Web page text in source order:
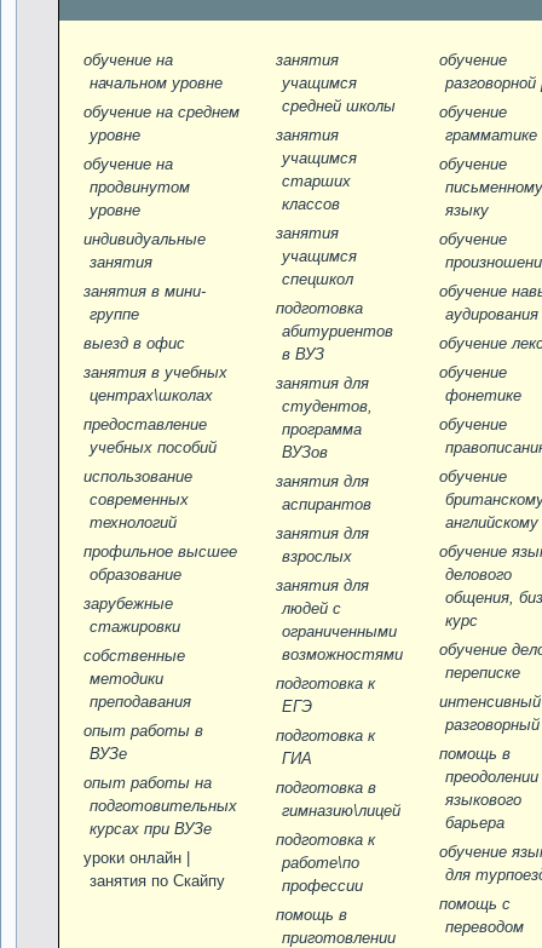
обучение на
начальном уровне
обучение на среднем
уровне
обучение на
продвинутом
уровне
индивидуальные
занятия
занятия в мини-
группе
выезд в офис
занятия в учебных
центрах\школах
предоставление
учебных пособий
использование
современных
технологий
профильное высшее
образование
зарубежные
стажировки
собственные
методики
преподавания
опыт работы в
ВУЗе
опыт работы на
подготовительных
курсах при ВУЗе
уроки онлайн |
занятия по Скайпу
занятия
учащимся
средней школы
занятия
учащимся
старших
классов
занятия
учащимся
спецшкол
подготовка
абитуриентов
в ВУЗ
занятия для
студентов,
программа
ВУЗов
занятия для
аспирантов
занятия для
взрослых
занятия для
людей с
ограниченными
возможностями
подготовка к
ЕГЭ
подготовка к
ГИА
подготовка в
гимназию\лицей
подготовка к
работе\по
профессии
помощь в
приготовлении
обучение
разговорной
обучение
грамматике
обучение
письменному
языку
обучение
обучение
аудирования
обучение
обучение
фонетике
обучение
обучение
английскому
обучение
делового
общения,
курс
обучение
переписке
интенсивный
помощь в
преодолении
языкового
барьера
обучение
для
помощь с
переводом